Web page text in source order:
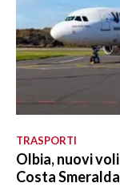
TRASPORTI
Olbia, nuovi
Costa Smeralda